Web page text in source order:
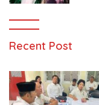
Recent Post